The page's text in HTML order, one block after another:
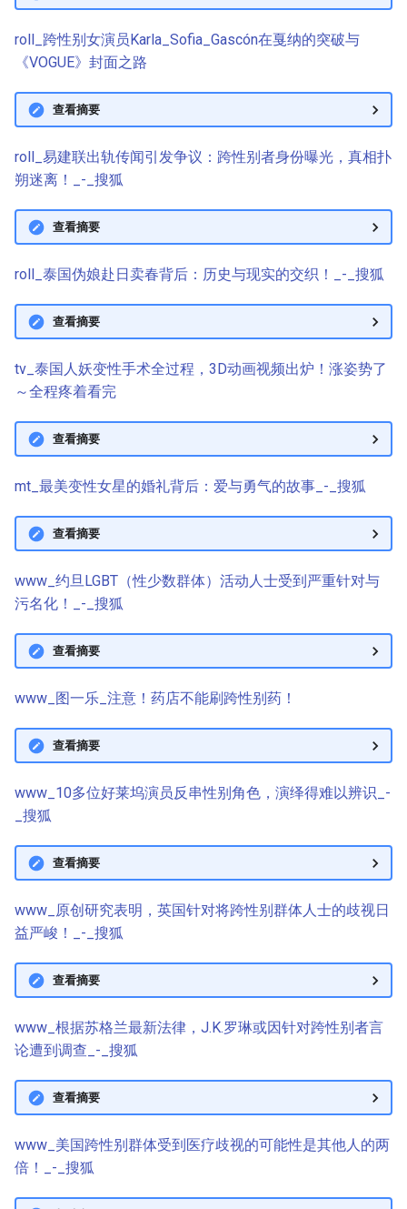
roll_跨性别女演员Karla_Sofia_Gascón在戛纳的突破与
《VOGUE》封面之路
查看摘要
roll_易建联出轨传闻引发争议：跨性别者身份曝光，真相扑
朔迷离！_-_搜狐
查看摘要
roll_泰国伪娘赴日卖春背后：历史与现实的交织！_-_搜狐
查看摘要
tv_泰国人妖变性手术全过程，3D动画视频出炉！涨姿势了
～全程疼着看完
查看摘要
mt_最美变性女星的婚礼背后：爱与勇气的故事_-_搜狐
查看摘要
www_约旦LGBT（性少数群体）活动人士受到严重针对与
污名化！_-_搜狐
查看摘要
www_图一乐_注意！药店不能刷跨性别药！
查看摘要
www_10多位好莱坞演员反串性别角色，演绎得难以辨识_-
_搜狐
查看摘要
www_原创研究表明，英国针对将跨性别群体人士的歧视日
益严峻！_-_搜狐
查看摘要
www_根据苏格兰最新法律，J.K.罗琳或因针对跨性别者言
论遭到调查_-_搜狐
查看摘要
www_美国跨性别群体受到医疗歧视的可能性是其他人的两
倍！_-_搜狐